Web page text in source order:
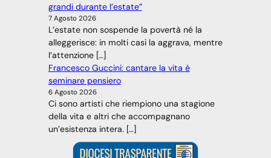
grandi durante l’estate”
7 Agosto 2026
L’estate non sospende la povertà né la
alleggerisce: in molti casi la aggrava, mentre
l’attenzione […]
Francesco Guccini: cantare la vita è
seminare pensiero
6 Agosto 2026
Ci sono artisti che riempiono una stagione
della vita e altri che accompagnano
un’esistenza intera. […]